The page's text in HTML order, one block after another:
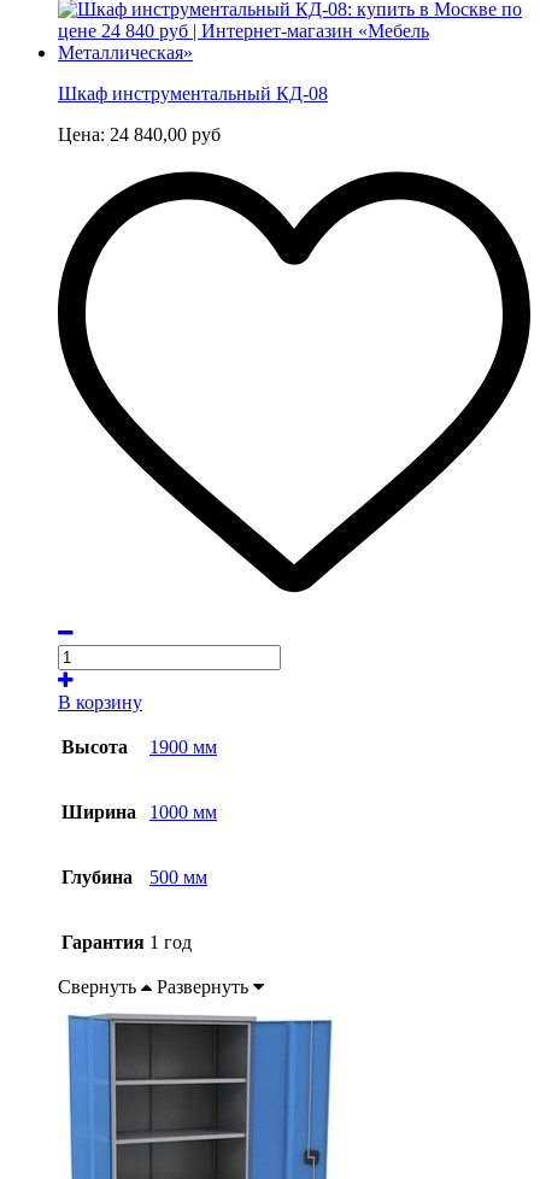
Шкаф инструментальный КД-08
Цена: 24 840,00 руб
В корзину
Высота 1900 мм
Ширина 1000 мм
Глубина 500 мм
Гарантия 1 год
Свернуть Развернуть